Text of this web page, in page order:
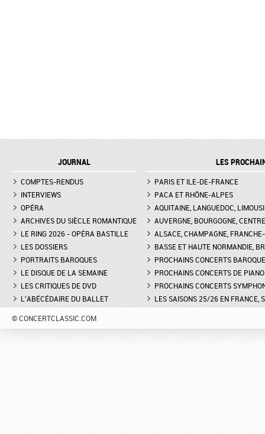
JOURNAL
COMPTES-RENDUS
INTERVIEWS
OPÉRA
ARCHIVES DU SIÈCLE ROMANTIQUE
LE RING 2026 - OPÉRA BASTILLE
LES DOSSIERS
PORTRAITS BAROQUES
LE DISQUE DE LA SEMAINE
LES CRITIQUES DE DVD
L'ABÉCÉDAIRE DU BALLET
LES
PARIS ET ILE-DE-FRANCE
PACA ET RHÔNE-ALPES
AQUITAINE, LANGUEDOC,
AUVERGNE, BOURGOGNE, CENTRE
ALSACE, CHAMPAGNE,
BASSE ET HAUTE NORMANDIE,
PROCHAINS CONCERTS
PROCHAINS CONCERTS DE PIANO
PROCHAINS CONCERTS
LES SAISONS 25/26 EN FRANCE,
© CONCERTCLASSIC.COM